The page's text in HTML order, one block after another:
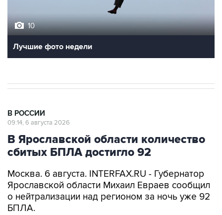
10
Лучшие фото недели
В РОССИИ
09:14, 6 августа 2026
В Ярославской области количество
сбитых БПЛА достигло 92
Москва. 6 августа. INTERFAX.RU - Губернатор
Ярославской области Михаил Евраев сообщил
о нейтрализации над регионом за ночь уже 92
БПЛА.